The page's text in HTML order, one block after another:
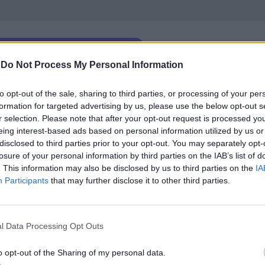
Do Not Process My Personal Information
opt-out of the sale, sharing to third parties, or processing of your
for targeted advertising by us, please use the below opt-out
selection. Please note that after your opt-out request is processed
interest-based ads based on personal information utilized by us
to third parties prior to your opt-out. You may separately
of your personal information by third parties on the IAB’s list of
This information may also be disclosed by us to third parties on the
Participants that may further disclose it to other third parties.
Data Processing Opt Outs
opt-out of the Sharing of my personal data.
да внедри „програма за класификация на
е правилно маркирано като детско и ще
притежавани и управлявани от Disney, а по-
съдържание в платформата на YouTube“,се
си Disneyотдавна спазвависоките
да го прави, като инвестира в